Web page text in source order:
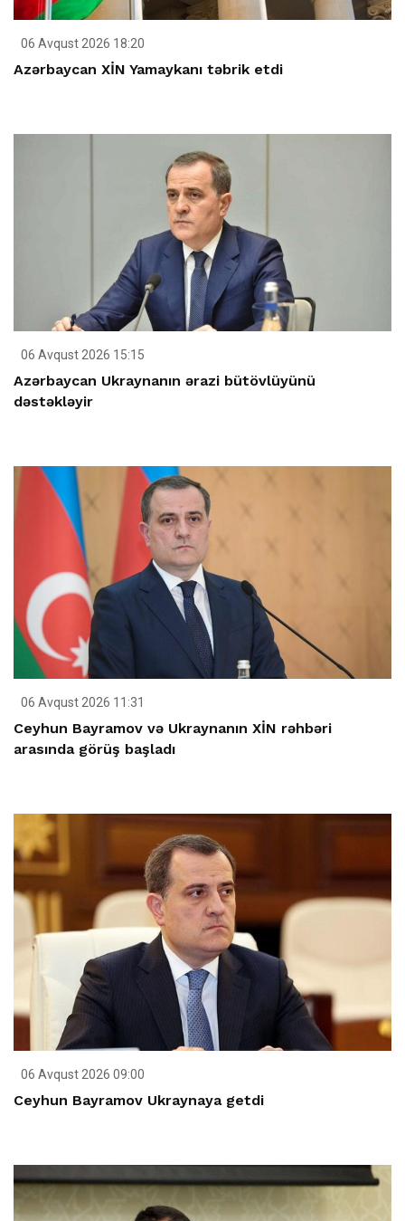
06 Avqust 2026 18:20
Azərbaycan XİN Yamaykanı təbrik etdi
06 Avqust 2026 15:15
Azərbaycan Ukraynanın ərazi bütövlüyünü
dəstəkləyir
06 Avqust 2026 11:31
Ceyhun Bayramov və Ukraynanın XİN rəhbəri
arasında görüş başladı
06 Avqust 2026 09:00
Ceyhun Bayramov Ukraynaya getdi